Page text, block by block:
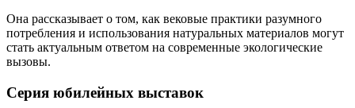
Она рассказывает о том, как вековые практики разумного
потребления и использования натуральных материалов могут
стать актуальным ответом на современные экологические
вызовы.
Серия юбилейных выставок